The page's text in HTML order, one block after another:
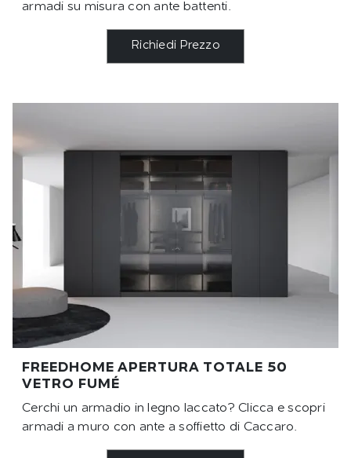
armadi su misura con ante battenti.
Richiedi Prezzo
FREEDHOME APERTURA TOTALE 50
VETRO FUMÉ
Cerchi un armadio in legno laccato? Clicca e scopri
armadi a muro con ante a soffietto di Caccaro.